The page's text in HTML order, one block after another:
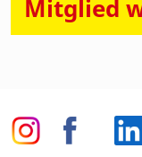
Mitglied